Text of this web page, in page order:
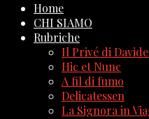
Home
CHI SIAMO
Rubriche
Il Privé di
Hic et Nunc
A fil di fumo
Delicatessen
La Signora in